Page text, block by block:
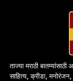
ताज्या मराठी
साहित्य, क्रीडा, मनोरंजन,